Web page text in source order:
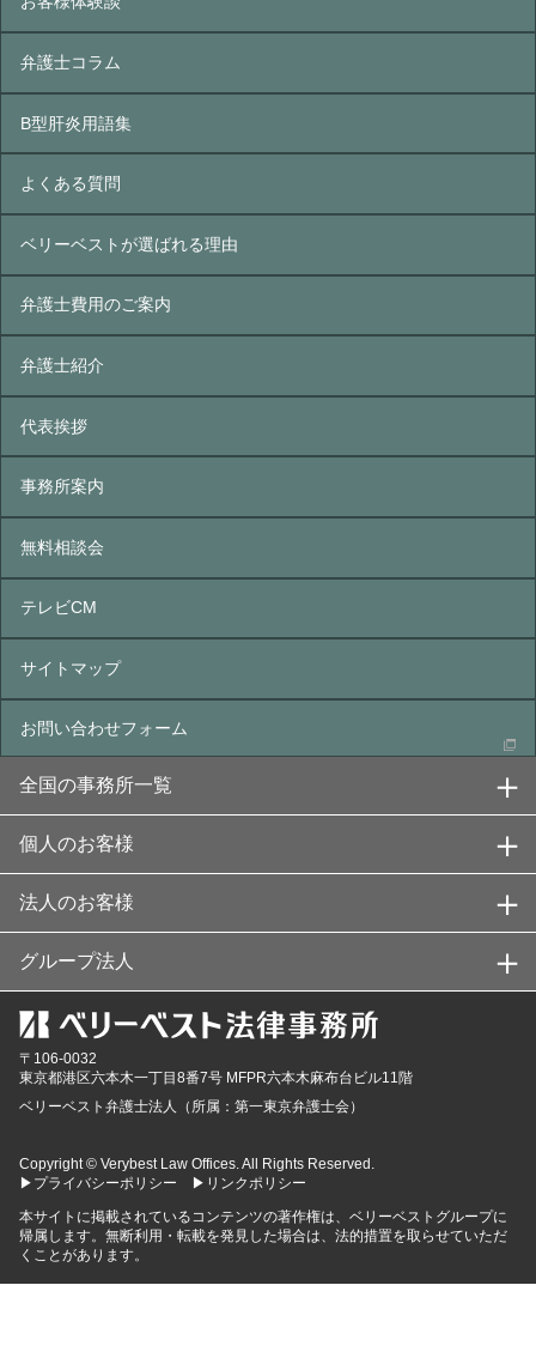
弁護士コラム
B型肝炎⽤語集
よくある質問
ベリーベストが選ばれる理由
弁護士費用のご案内
弁護士紹介
代表挨拶
事務所案内
無料相談会
テレビCM
サイトマップ
お問い合わせフォーム
全国の事務所一覧
個人のお客様
法人のお客様
グループ法人
〒106-0032
東京都港区六本木一丁目8番7号 MFPR六本木麻布台ビル11階
ベリーベスト弁護士法人（所属：第一東京弁護士会）
Copyright © Verybest Law Offices. All Rights Reserved.
▶プライバシーポリシー
▶リンクポリシー
本サイトに掲載されているコンテンツの著作権は、ベリーベストグループに
帰属します。無断利用・転載を発見した場合は、法的措置を取らせていただ
くことがあります。